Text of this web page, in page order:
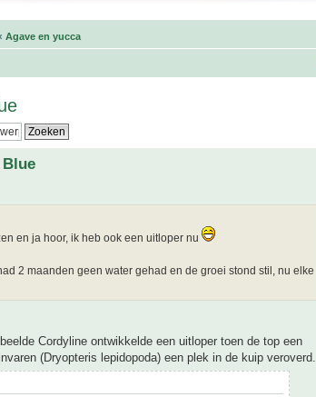
‹ Agave en yucca
en ja hoor, ik heb ook een uitloper nu
2 maanden geen water gehad en de groei stond stil, nu elke
Cordyline ontwikkelde een uitloper toen de top een
(Dryopteris lepidopoda) een plek in de kuip veroverd.